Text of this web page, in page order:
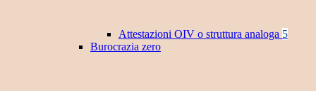
Attestazioni OIV o struttura analoga 5
Burocrazia zero